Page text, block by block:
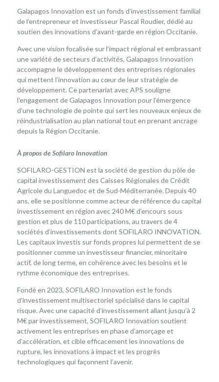
Galapagos Innovation est un fonds d’investissement familial
de l’entrepreneur et investisseur Pascal Roudier, dédié au
soutien des innovations d’avant-garde en région Occitanie.
Avec une vision focalisée sur l’impact régional et embrassant
une variété de secteurs d’activités, Galapagos Innovation
accompagne le développement des entreprises régionales
qui mettent l’innovation au cœur de leur stratégie de
développement. Ce partenariat avec APS souligne
l’engagement de Galapagos Innovation pour l’émergence
d’une technologie de pointe qui sert les nouveaux enjeux de
réindustrialisation au plan national tout en prenant ancrage
depuis la Région Occitanie.
À propos de Sofilaro Innovation
SOFILARO-GESTION est la société de gestion du pôle de
capital investissement des Caisses Régionales de Crédit
Agricole du Languedoc et de Sud-Méditerranée. Depuis 40
ans, elle se positionne comme acteur de référence du capital
investissement en région avec 240 M€ d’encours sous
gestion et plus de 110 participations, au travers de 4
sociétés d’investissements dont SOFILARO INNOVATION.
Les capitaux investis sur fonds propres lui permettent de se
positionner comme un investisseur financier, minoritaire
actif, de long terme, en cohérence avec les besoins et le
rythme économique des entreprises.
Fondé en 2023, SOFILARO Innovation est le fonds
d’investissement multisectoriel spécialisé dans le capital
risque. Avec une capacité d’investissement allant jusqu’à 2
M€ par investissement, SOFILARO Innovation soutient
activement les entreprises en phase d’amorçage et
d’accélération, et cible efficacement les innovations de
rupture, les innovations à impact et les progrès
technologiques qui façonnent l’avenir.